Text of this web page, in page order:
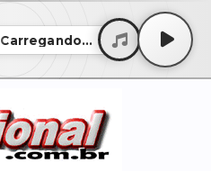
Carregando...